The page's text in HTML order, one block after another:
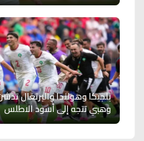
بلجيكا وهولندا والبرتغال
وهبي تتجه إلى أسود الاطلس